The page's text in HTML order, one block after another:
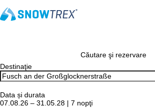
Căutare şi rezervare
Destinaţie
Data și durata
07.08.26 – 31.05.28 | 7 nopţi